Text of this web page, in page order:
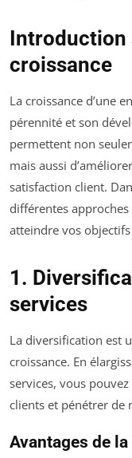
Introduction
croissance
La croissance d’une
pérennité et son
permettent non
mais aussi
satisfaction client.
différentes
atteindre vos
1.
services
La diversification est
croissance. En
services, vous
clients et pénétrer de
Avantages de